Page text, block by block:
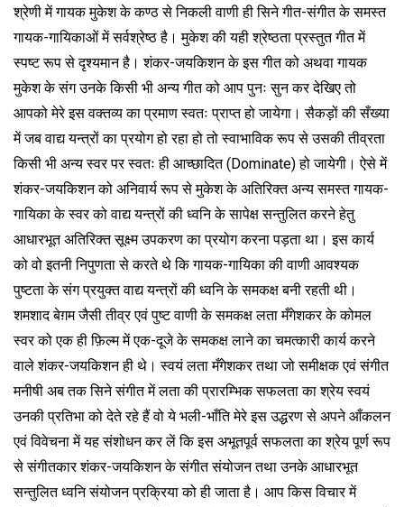
श्रेणी में गायक मुकेश के कण्ठ से निकली वाणी ही सिने गीत-संगीत के समस्त
गायक-गायिकाओं में सर्वश्रेष्ठ है। मुकेश की यही श्रेष्ठता प्रस्तुत गीत में
स्पष्ट रूप से दृश्यमान है। शंकर-जयकिशन के इस गीत को अथवा गायक
मुकेश के संग उनके किसी भी अन्य गीत को आप पुनः सुन कर देखिए तो
आपको मेरे इस वक्तव्य का प्रमाण स्वतः प्राप्त हो जायेगा। सैकड़ों की सँख्या
में जब वाद्य यन्त्रों का प्रयोग हो रहा हो तो स्वाभाविक रूप से उसकी तीव्रता
किसी भी अन्य स्वर पर स्वतः ही आच्छादित (Dominate) हो जायेगी। ऐसे में
शंकर-जयकिशन को अनिवार्य रूप से मुकेश के अतिरिक्त अन्य समस्त गायक-
गायिका के स्वर को वाद्य यन्त्रों की ध्वनि के सापेक्ष सन्तुलित करने हेतु
आधारभूत अतिरिक्त सूक्ष्म उपकरण का प्रयोग करना पड़ता था। इस कार्य
को वो इतनी निपुणता से करते थे कि गायक-गायिका की वाणी आवश्यक
पुष्टता के संग प्रयुक्त वाद्य यन्त्रों की ध्वनि के समकक्ष बनी रहती थी।
शमशाद बेग़म जैसी तीव्र एवं पुष्ट वाणी के समकक्ष लता मँगेशकर के कोमल
स्वर को एक ही फ़िल्म में एक-दूजे के समकक्ष लाने का चमत्कारी कार्य करने
वाले शंकर-जयकिशन ही थे। स्वयं लता मँगेशकर तथा जो समीक्षक एवं संगीत
मनीषी अब तक सिने संगीत में लता की प्रारम्भिक सफलता का श्रेय स्वयं
उनकी प्रतिभा को देते रहे हैं वो ये भली-भाँति मेरे इस उद्धरण से अपने आँकलन
एवं विवेचना में यह संशोधन कर लें कि इस अभूतपूर्व सफलता का श्रेय पूर्ण रूप
से संगीतकार शंकर-जयकिशन के संगीत संयोजन तथा उनके आधारभूत
सन्तुलित ध्वनि संयोजन प्रक्रिया को ही जाता है। आप किस विचार में